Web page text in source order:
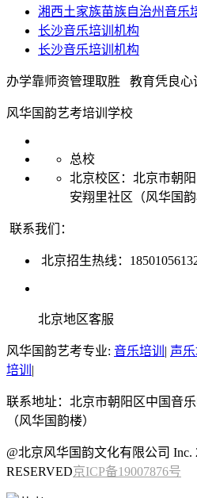
湘西土家族苗族自治州音乐
长沙音乐培训机构
长沙音乐培训机构
办学靠师资管理取胜 教育凭良心
风华国韵艺考培训学校
总校
北京校区：北京市朝
安翔里社区（风华国韵
联系我们：
北京招生热线：
北京地区客服
风华国韵艺考专业: 音乐培训 | 声乐
培训 |
联系地址：北京市朝阳区中国音
（风华国韵楼）
@北京风华国韵文化有限公司
RESERVED京ICP备19007876号